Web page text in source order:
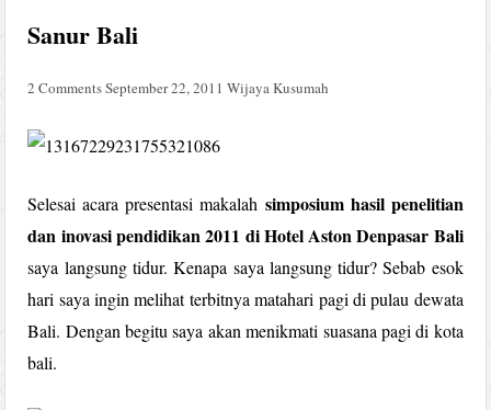
Sanur Bali
2 CommentsSeptember 22, 2011 Wijaya Kusumah
Selesai acara presentasi makalah simposium hasil penelitian
dan inovasi pendidikan 2011 di Hotel Aston Denpasar Bali
saya langsung tidur. Kenapa saya langsung tidur? Sebab esok
hari saya ingin melihat terbitnya matahari pagi di pulau dewata
Bali. Dengan begitu saya akan menikmati suasana pagi di kota
bali.